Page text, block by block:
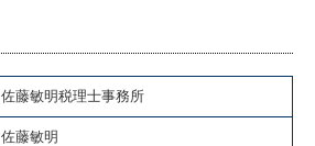
佐藤敏明税理士事務所
佐藤敏明